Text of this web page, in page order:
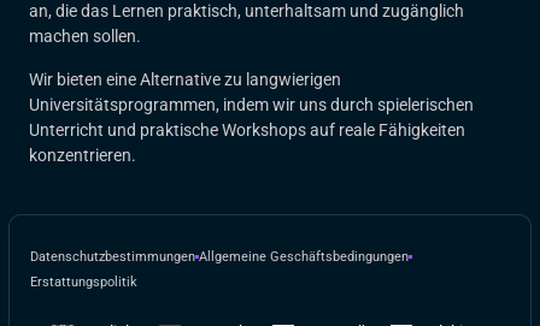
an, die das Lernen praktisch, unterhaltsam und zugänglich
machen sollen.
Wir bieten eine Alternative zu langwierigen
Universitätsprogrammen, indem wir uns durch spielerischen
Unterricht und praktische Workshops auf reale Fähigkeiten
konzentrieren.
Datenschutzbestimmungen Allgemeine Geschäftsbedingungen
Erstattungspolitik